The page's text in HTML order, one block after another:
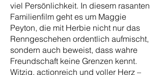
viel Persönlichkeit. In diesem rasanten
Familienfilm geht es um Maggie
Peyton, die mit Herbie nicht nur das
Renngeschehen ordentlich aufmischt,
sondern auch beweist, dass wahre
Freundschaft keine Grenzen kennt.
Witzig, actionreich und voller Herz –